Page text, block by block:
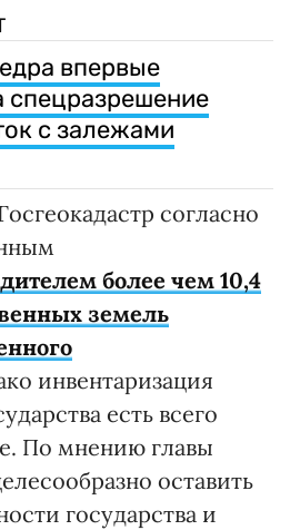
впервые
спецразрешение
с залежами
согласно
более чем 10,4
земель
инвентаризация
есть всего
По мнению главы
оставить
государства и